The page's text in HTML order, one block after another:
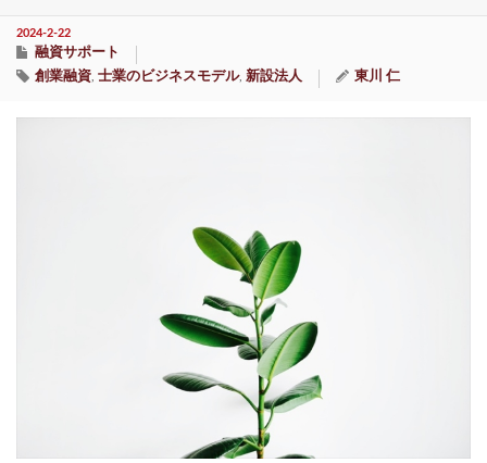
2024-2-22
融資サポート
創業融資 士業のビジネスモデル, 新設法人 東川 仁